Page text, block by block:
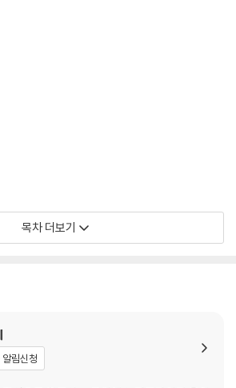
목차 더보기
림신청